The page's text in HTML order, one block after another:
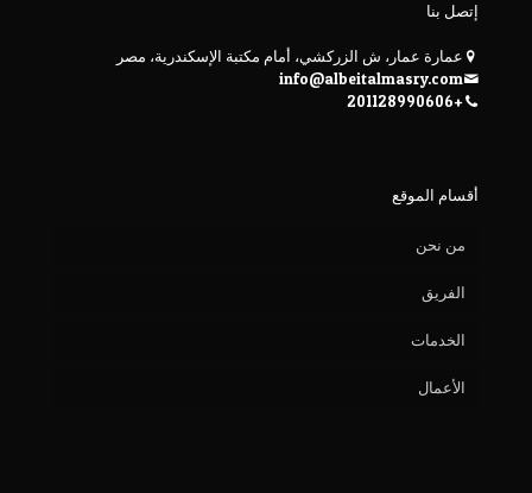
إتصل بنا
عمارة عمار، ش الزركشي، أمام مكتبة الإسكندرية، مصر
info@albeitalmasry.com
+201128990606
أقسام الموقع
من نحن
الفريق
الخدمات
الأعمال